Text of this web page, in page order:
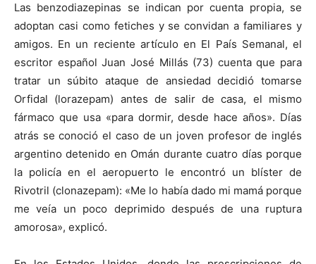
Las benzodiazepinas se indican por cuenta propia, se
adoptan casi como fetiches y se convidan a familiares y
amigos. En un reciente artículo en El País Semanal, el
escritor español Juan José Millás (73) cuenta que para
tratar un súbito ataque de ansiedad decidió tomarse
Orfidal (lorazepam) antes de salir de casa, el mismo
fármaco que usa «para dormir, desde hace años». Días
atrás se conoció el caso de un joven profesor de inglés
argentino detenido en Omán durante cuatro días porque
la policía en el aeropuerto le encontró un blíster de
Rivotril (clonazepam): «Me lo había dado mi mamá porque
me veía un poco deprimido después de una ruptura
amorosa», explicó.